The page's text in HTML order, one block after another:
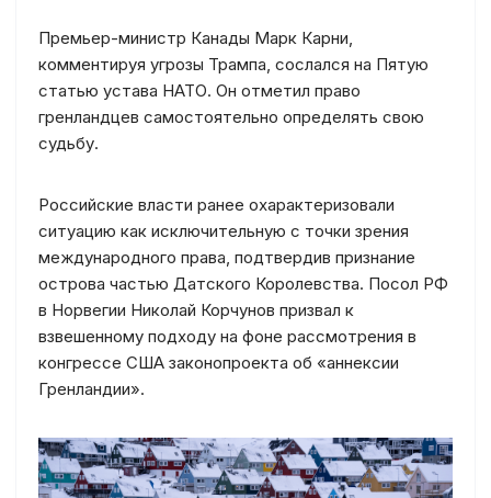
Премьер-министр Канады Марк Карни,
комментируя угрозы Трампа, сослался на Пятую
статью устава НАТО. Он отметил право
гренландцев самостоятельно определять свою
судьбу.
Российские власти ранее охарактеризовали
ситуацию как исключительную с точки зрения
международного права, подтвердив признание
острова частью Датского Королевства. Посол РФ
в Норвегии Николай Корчунов призвал к
взвешенному подходу на фоне рассмотрения в
конгрессе США законопроекта об «аннексии
Гренландии».